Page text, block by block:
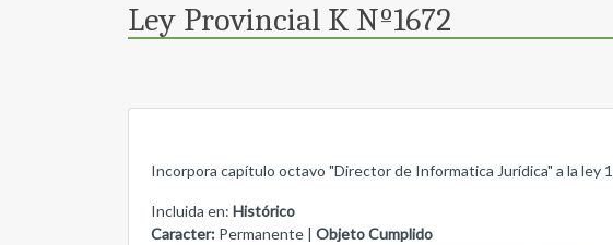
Ley Provincial K Nº1672
Incorpora capítulo octavo "Director de Informatica Jurídica" a la ley
Incluida en: Histórico
Caracter: Permanente | Objeto Cumplido